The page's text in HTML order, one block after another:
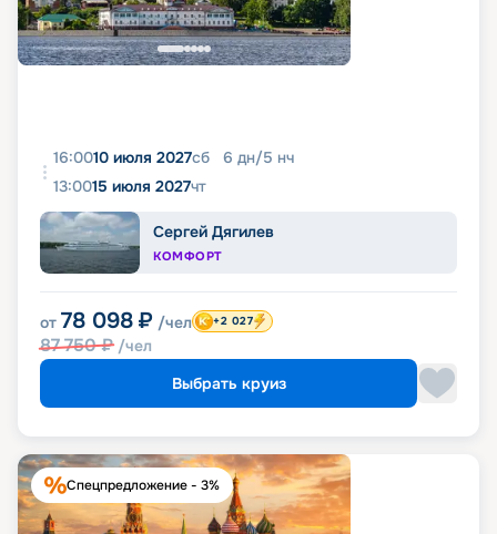
16:0010 июля 2027сб 6 дн/5 нч
13:0015 июля 2027чт
Сергей Дягилев
КОМФОРТ
от 78 098 ₽ /чел
87 750₽ /чел
+2 027
Выбрать круиз
Спецпредложение - 3%